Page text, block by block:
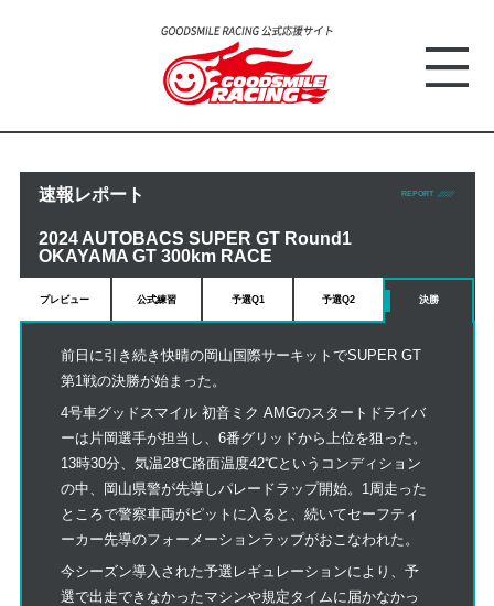
速報レポート REPORT
2024 AUTOBACS SUPER GT Round1
OKAYAMA GT 300km RACE
プレビュー 公式練習 予選Q1 予選Q2 決勝
前日に引き続き快晴の岡山国際サーキットでSUPER GT
第1戦の決勝が始まった。
4号車グッドスマイル 初音ミク AMGのスタートドライバ
ーは片岡選手が担当し、6番グリッドから上位を狙った。
13時30分、気温28℃路面温度42℃というコンディション
の中、岡山県警が先導しパレードラップ開始。1周走った
ところで警察車両がピットに入ると、続いてセーフティ
ーカー先導のフォーメーションラップがおこなわれた。
今シーズン導入された予選レギュレーションにより、予
選で出走できなかったマシンや規定タイムに届かなかっ